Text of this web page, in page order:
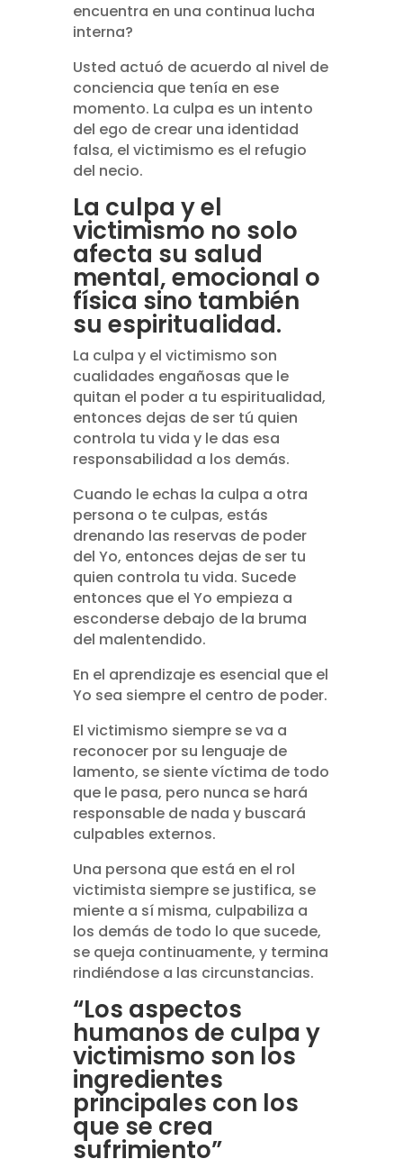
encuentra en una continua lucha
interna?
Usted actuó de acuerdo al nivel de
conciencia que tenía en ese
momento. La culpa es un intento
del ego de crear una identidad
falsa, el victimismo es el refugio
del necio.
La culpa y el
victimismo no solo
afecta su salud
mental, emocional o
física sino también
su espiritualidad.
La culpa y el victimismo son
cualidades engañosas que le
quitan el poder a tu espiritualidad,
entonces dejas de ser tú quien
controla tu vida y le das esa
responsabilidad a los demás.
Cuando le echas la culpa a otra
persona o te culpas, estás
drenando las reservas de poder
del Yo, entonces dejas de ser tu
quien controla tu vida. Sucede
entonces que el Yo empieza a
esconderse debajo de la bruma
del malentendido.
En el aprendizaje es esencial que el
Yo sea siempre el centro de poder.
El victimismo siempre se va a
reconocer por su lenguaje de
lamento, se siente víctima de todo
que le pasa, pero nunca se hará
responsable de nada y buscará
culpables externos.
Una persona que está en el rol
victimista siempre se justifica, se
miente a sí misma, culpabiliza a
los demás de todo lo que sucede,
se queja continuamente, y termina
rindiéndose a las circunstancias.
“Los aspectos
humanos de culpa y
victimismo son los
ingredientes
principales con los
que se crea
sufrimiento”